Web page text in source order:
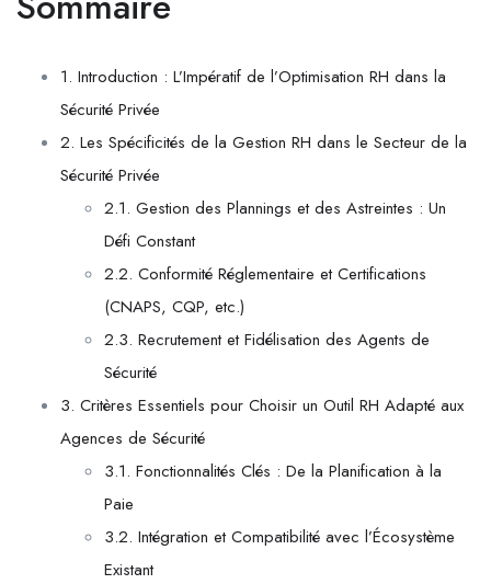
1. Introduction : L’Impératif de l’Optimisation RH dans la
Sécurité Privée
2. Les Spécificités de la Gestion RH dans le Secteur de la
Sécurité Privée
2.1. Gestion des Plannings et des Astreintes : Un
Défi Constant
2.2. Conformité Réglementaire et Certifications
(CNAPS, CQP, etc.)
2.3. Recrutement et Fidélisation des Agents de
Sécurité
3. Critères Essentiels pour Choisir un Outil RH Adapté aux
Agences de Sécurité
3.1. Fonctionnalités Clés : De la Planification à la
Paie
3.2. Intégration et Compatibilité avec l’Écosystème
Existant